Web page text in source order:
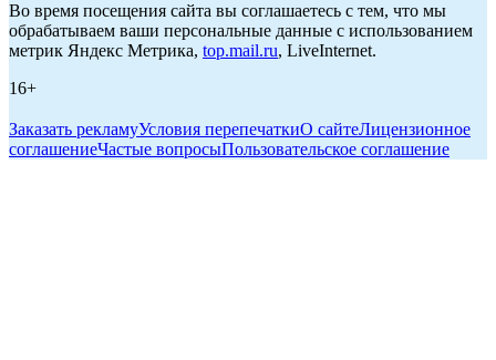
Во время посещения сайта вы соглашаетесь с тем, что мы
обрабатываем ваши персональные данные с использованием
метрик Яндекс Метрика, top.mail.ru, LiveInternet.
16+
Заказать рекламуУсловия перепечаткиО сайтеЛицензионное
соглашениеЧастые вопросыПользовательское соглашение